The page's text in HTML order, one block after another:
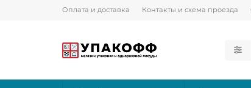
Оплата и доставка Контакты и схема проезда